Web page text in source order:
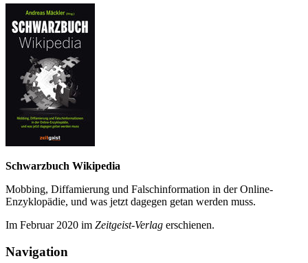
Schwarzbuch Wikipedia
Mobbing, Diffamierung und Falsch­information in der Online-
Enzyklo­pädie, und was jetzt da­gegen getan werden muss.
Im Februar 2020 im Zeit­geist-Verlag erschienen.
Navigation